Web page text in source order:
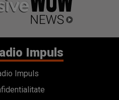
Impuls
Impuls